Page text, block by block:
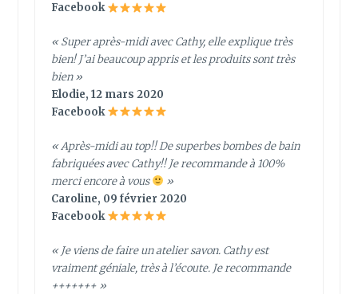
Facebook
« Super après-midi avec Cathy, elle explique très
bien! J’ai beaucoup appris et les produits sont très
bien »
Elodie, 12 mars 2020
Facebook
« Après-midi au top!! De superbes bombes de bain
fabriquées avec Cathy!! Je recommande à 100%
merci encore à vous
»
Caroline, 09 février 2020
Facebook
« Je viens de faire un atelier savon. Cathy est
vraiment géniale, très à l’écoute. Je recommande
+++++++ »